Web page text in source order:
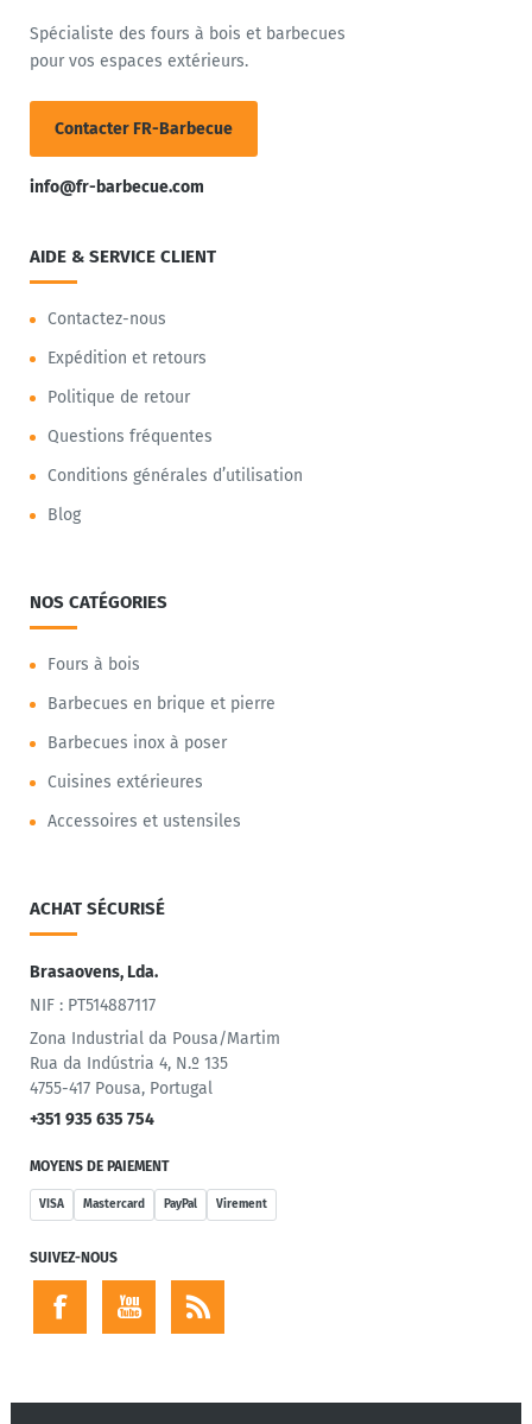
Spécialiste des fours à bois et barbecues
pour vos espaces extérieurs.
Contacter FR-Barbecue
info@fr-barbecue.com
AIDE & SERVICE CLIENT
Contactez-nous
Expédition et retours
Politique de retour
Questions fréquentes
Conditions générales d’utilisation
Blog
NOS CATÉGORIES
Fours à bois
Barbecues en brique et pierre
Barbecues inox à poser
Cuisines extérieures
Accessoires et ustensiles
ACHAT SÉCURISÉ
Brasaovens, Lda.
NIF : PT514887117
Zona Industrial da Pousa/Martim
Rua da Indústria 4, N.º 135
4755-417 Pousa, Portugal
+351 935 635 754
MOYENS DE PAIEMENT
VISA Mastercard PayPal Virement
SUIVEZ-NOUS